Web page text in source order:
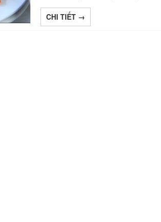
CHI TIẾT →